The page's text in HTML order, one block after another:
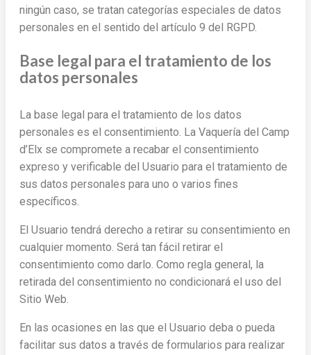
ningún caso, se tratan categorías especiales de datos
personales en el sentido del artículo 9 del RGPD.
Base legal para el tratamiento de los
datos personales
La base legal para el tratamiento de los datos
personales es el consentimiento. La Vaquería del Camp
d’Elx se compromete a recabar el consentimiento
expreso y verificable del Usuario para el tratamiento de
sus datos personales para uno o varios fines
específicos.
El Usuario tendrá derecho a retirar su consentimiento en
cualquier momento. Será tan fácil retirar el
consentimiento como darlo. Como regla general, la
retirada del consentimiento no condicionará el uso del
Sitio Web.
En las ocasiones en las que el Usuario deba o pueda
facilitar sus datos a través de formularios para realizar